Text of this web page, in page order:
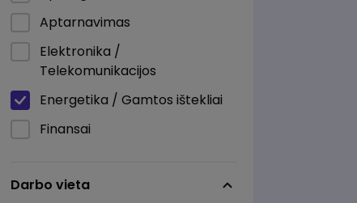
Aptarnavimas
Elektronika /
Telekomunikacijos
Energetika / Gamtos ištekliai
Finansai
Kita
Darbo vieta